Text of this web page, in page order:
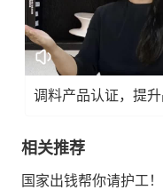
调料产品认证，提
相关推荐
国家出钱帮你请护工